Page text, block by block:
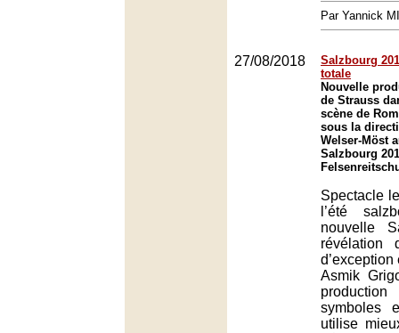
Par Yannick
27/08/2018
Salzbourg
totale
Nouvelle
de Strauss
scène de
sous la
Welser-Möst
Salzbourg
Spectacle
l’été
nouvelle
révélation
Asmik
symboles
utilise